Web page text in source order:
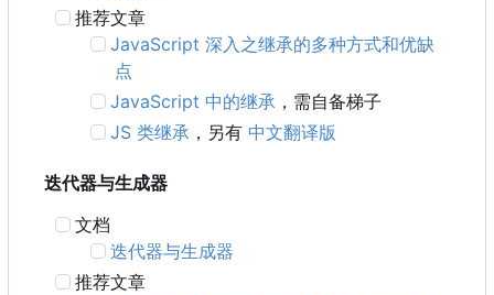
推荐文章
JavaScript 深入之继承的多种方式和优缺
点
JavaScript 中的继承 ，需自备梯子
JS 类继承 ，另有 中文翻译版
迭代器与生成器
文档
迭代器与生成器
推荐文章